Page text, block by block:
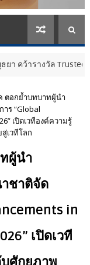
วัล Trusted Life
ตอกย้ำบทบาทผู้นำ
ร “Global
เปิดเวทีองค์ความรู้
เวทีโลก
ผู้นำ
ชาติจัด
in
เปิดเวที